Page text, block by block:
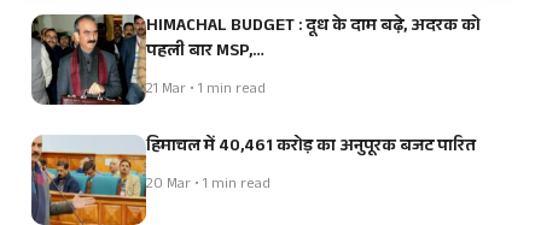
HIMACHAL BUDGET : दूध के दाम बढ़े, अदरक को
पहली बार MSP,…
21 Mar • 1 min read
हिमाचल में 40,461 करोड़ का अनुपूरक बजट पारित
20 Mar • 1 min read